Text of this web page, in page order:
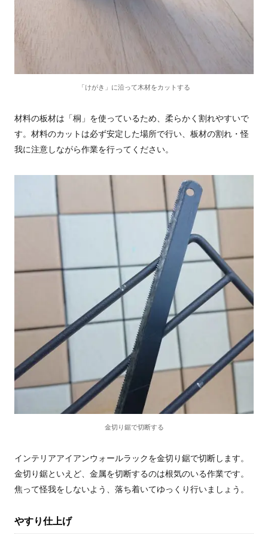
「けがき」に沿って木材をカットする
材料の板材は「桐」を使っているため、柔らかく割れやすいで
す。材料のカットは必ず安定した場所で行い、板材の割れ・怪
我に注意しながら作業を行ってください。
金切り鋸で切断する
インテリアアイアンウォールラックを金切り鋸で切断します。
金切り鋸といえど、金属を切断するのは根気のいる作業です。
焦って怪我をしないよう、落ち着いてゆっくり行いましょう。
やすり仕上げ